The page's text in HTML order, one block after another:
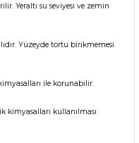
Yeraltı su seviyesi ve zemin
Yüzeyde tortu birikmemesi
ile korunabilir.
kimyasalları kullanılması